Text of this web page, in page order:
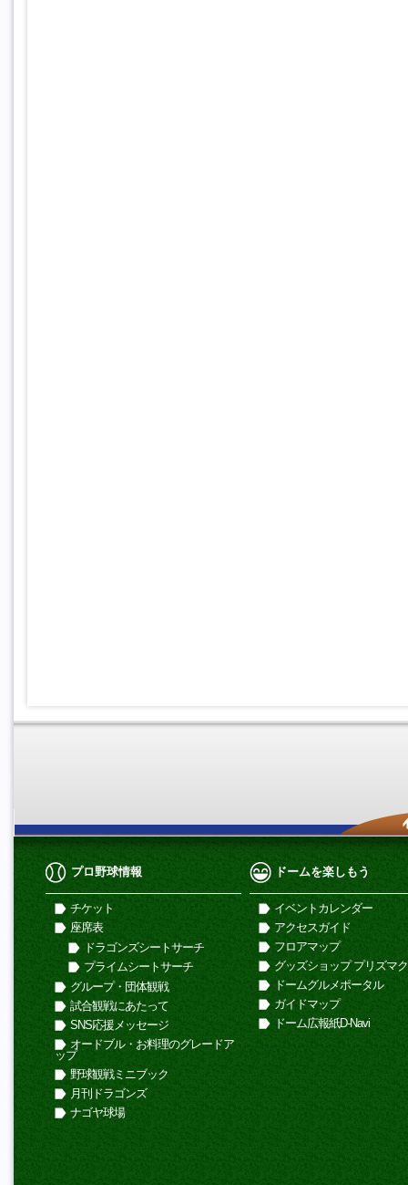
プロ野球情報
チケット
座席表
ドラゴンズシートサーチ
プライムシートサーチ
グループ・団体観戦
試合観戦にあたって
SNS応援メッセージ
オードブル・お料理のグレードア
ップ
野球観戦ミニブック
月刊ドラゴンズ
ナゴヤ球場
ドームを楽しもう
イベントカレンダー
アクセスガイド
フロアマップ
グッズショップ プリズマ
ドームグルメポータル
ガイドマップ
ドーム広報紙D-Navi